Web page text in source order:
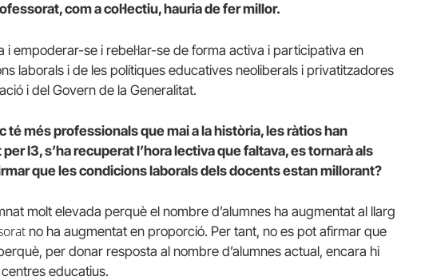
com a col·lectiu, hauria de fer millor.
i empoderar-se i rebel·lar-se de forma activa i participativa en
laborals i de les polítiques educatives neoliberals i privatitzadores
i del Govern de la Generalitat.
té més professionals que mai a la història, les ràtios han
I3, s’ha recuperat l’hora lectiva que faltava, es tornarà als
que les condicions laborals dels docents estan millorant?
molt elevada perquè el nombre d’alumnes ha augmentat al llarg
no ha augmentat en proporció. Per tant, no es pot afirmar que
per donar resposta al nombre d’alumnes actual, encara hi
educatius.